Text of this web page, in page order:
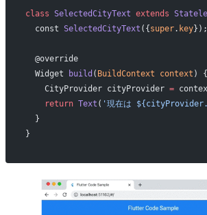
class SelectedCityText extends
  const
SelectedCityText ({super. key});
  @override
  Widget
build ( BuildContext context ) {
    CityProvider cityProvider
=
    return
Text ( '現在は
  }
}